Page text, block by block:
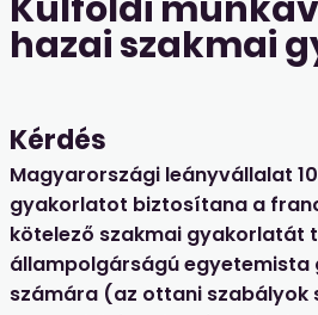
hazai szakmai
Kérdés
Magyarországi leányvállalat
gyakorlatot biztosítana a
kötelező szakmai gyakorlatát
állampolgárságú egyetemista
számára (az ottani szabályok